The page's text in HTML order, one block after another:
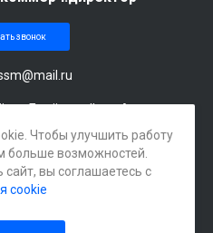
Берёзовый, ул. Археолога
105А
звонок
Чтобы улучшить работу
больше возможностей.
вы соглашаетесь с
cookie